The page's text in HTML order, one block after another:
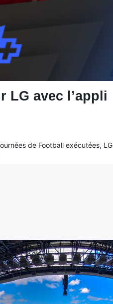
LG avec l’appli
de Football exécutées, LG